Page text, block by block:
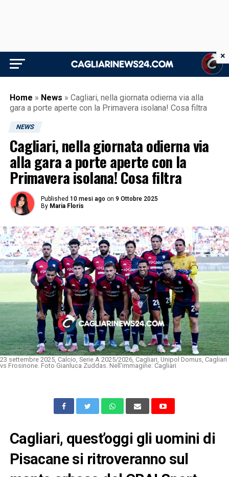
Home » News » Cagliari, nella giornata odierna via alla
gara a porte aperte con la Primavera isolana! Cosa filtra
NEWS
Cagliari, nella giornata odierna via
alla gara a porte aperte con la
Primavera isolana! Cosa filtra
Published 10 mesi ago on 9 Ottobre 2025
By Maria Floris
23 settembre 2025, Calcio, Serie A 2025/2026, Cagliari, Unipol Domus, Cagliari
vs Frosinone. Foto Gianluca Zuddas. Nell'immagine: Cagliari
Cagliari, quest’oggi gli uomini di
Pisacane si ritroveranno sul
×